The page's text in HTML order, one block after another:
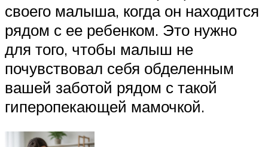
своего малыша, когда он находится
рядом с ее ребенком. Это нужно
для того, чтобы малыш не
почувствовал себя обделенным
вашей заботой рядом с такой
гиперопекающей мамочкой.